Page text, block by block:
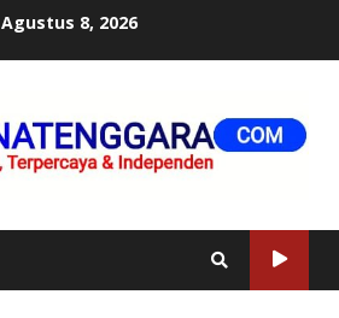
Agustus 8, 2026